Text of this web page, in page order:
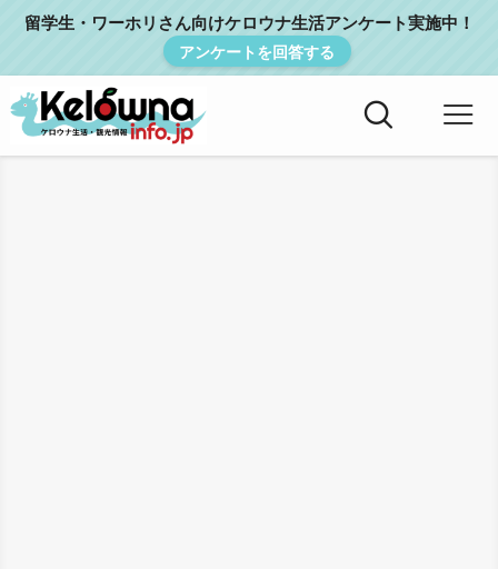
留学生・ワーホリさん向けケロウナ生活アンケート実施中！
アンケートを回答する